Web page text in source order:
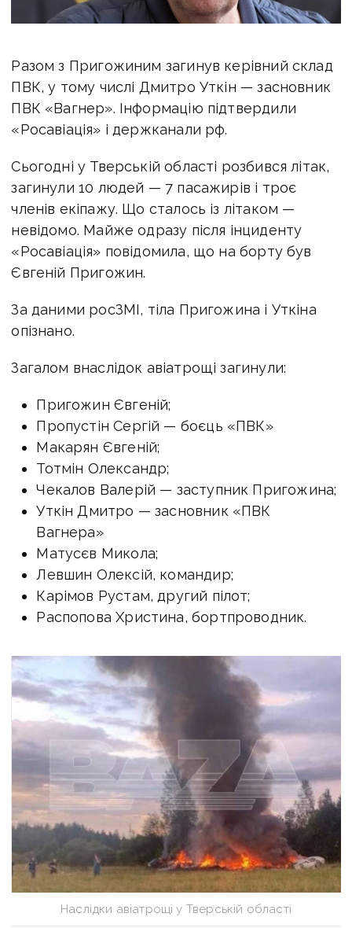
Разом з Пригожиним загинув керівний склад
ПВК, у тому числі Дмитро Уткін — засновник
ПВК «Вагнер». Інформацію підтвердили
«Росавіація» і держканали рф.
Сьогодні у Тверській області розбився літак,
загинули 10 людей — 7 пасажирів і троє
членів екіпажу. Що сталось із літаком —
невідомо. Майже одразу після інциденту
«Росавіація» повідомила, що на борту був
Євгеній Пригожин.
За даними росЗМІ, тіла Пригожина і Уткіна
опізнано.
Загалом внаслідок авіатрощі загинули:
Пригожин Євгеній;
Пропустін Сергій — боєць «ПВК»
Макарян Євгеній;
Тотмін Олександр;
Чекалов Валерій — заступник Пригожина;
Уткін Дмитро — засновник «ПВК
Вагнера»
Матусєв Микола;
Левшин Олексій, командир;
Карімов Рустам, другий пілот;
Распопова Христина, бортпроводник.
Наслідки авіатрощі у Тверській області